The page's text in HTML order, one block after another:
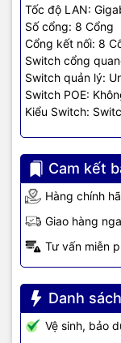
Tốc độ LAN:
Số cổng: 8 Cổng
Cổng kết nối: 8
Switch cổng
Switch quản lý:
Switch POE:
Kiểu Switch:
Cam kết
Hàng chính
Giao hàng
Tư vấn miễn
Danh
Vệ sinh, bảo
TIC.VN– Nhà phân
tại Việt Nam. Chúng
giám sát ,Tổng đài,
máynhư tivi, tủ lạnh,
công nghệ khác.
hãng, giá tốt, dịch